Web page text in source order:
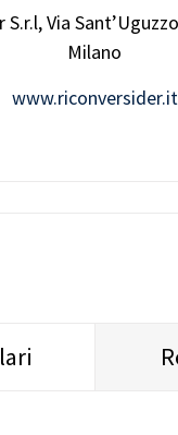
S.r.l, Via
Milano
www.riconversider.it